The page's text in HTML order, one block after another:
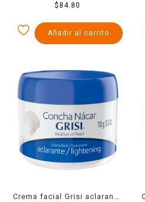
B3 anti-manchas piel
$ 84.80
Añadir al carrito
Crema facial Grisi aclarante